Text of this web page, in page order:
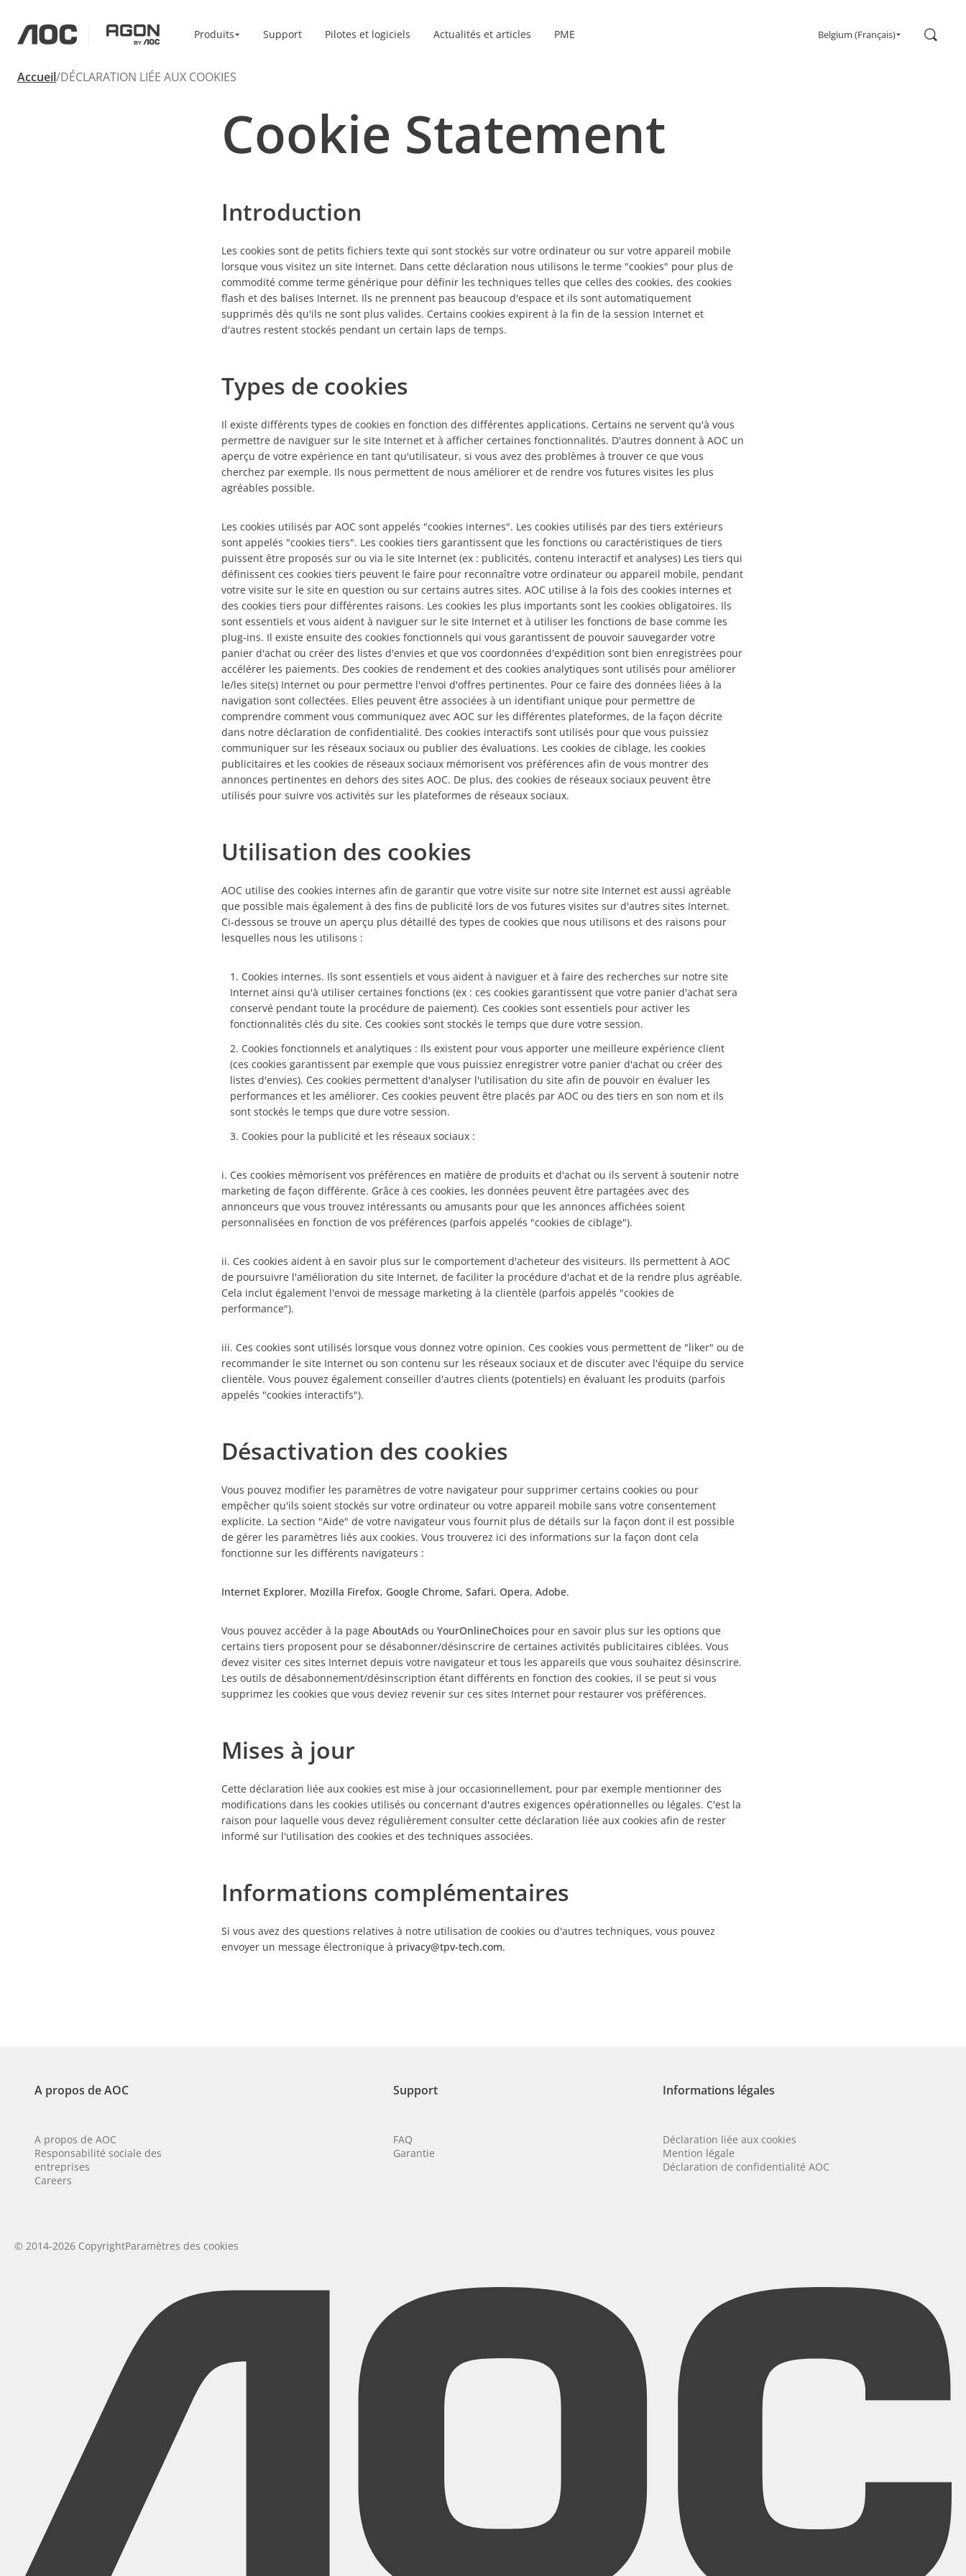
Produits
Produits
Domicile/Bureau
Vesa Brackets
Support Pilotes et logiciels Actualités et articles PME Belgium (Français)
Accueil DÉCLARATION LIÉE AUX COOKIES
Cookie Statement
Introduction
Les cookies sont de petits fichiers texte qui sont stockés sur votre ordinateur ou sur votre appareil mobile
lorsque vous visitez un site Internet. Dans cette déclaration nous utilisons le terme "cookies" pour plus de
commodité comme terme générique pour définir les techniques telles que celles des cookies, des cookies
flash et des balises Internet. Ils ne prennent pas beaucoup d'espace et ils sont automatiquement
supprimés dès qu'ils ne sont plus valides. Certains cookies expirent à la fin de la session Internet et
d'autres restent stockés pendant un certain laps de temps.
Types de cookies
Il existe différents types de cookies en fonction des différentes applications. Certains ne servent qu'à vous
permettre de naviguer sur le site Internet et à afficher certaines fonctionnalités. D'autres donnent à AOC un
aperçu de votre expérience en tant qu'utilisateur, si vous avez des problèmes à trouver ce que vous
cherchez par exemple. Ils nous permettent de nous améliorer et de rendre vos futures visites les plus
agréables possible.
Les cookies utilisés par AOC sont appelés "cookies internes". Les cookies utilisés par des tiers extérieurs
sont appelés "cookies tiers". Les cookies tiers garantissent que les fonctions ou caractéristiques de tiers
puissent être proposés sur ou via le site Internet (ex : publicités, contenu interactif et analyses) Les tiers qui
définissent ces cookies tiers peuvent le faire pour reconnaître votre ordinateur ou appareil mobile, pendant
votre visite sur le site en question ou sur certains autres sites. AOC utilise à la fois des cookies internes et
des cookies tiers pour différentes raisons. Les cookies les plus importants sont les cookies obligatoires. Ils
sont essentiels et vous aident à naviguer sur le site Internet et à utiliser les fonctions de base comme les
plug-ins. Il existe ensuite des cookies fonctionnels qui vous garantissent de pouvoir sauvegarder votre
panier d'achat ou créer des listes d'envies et que vos coordonnées d'expédition sont bien enregistrées pour
accélérer les paiements. Des cookies de rendement et des cookies analytiques sont utilisés pour améliorer
le/les site(s) Internet ou pour permettre l'envoi d'offres pertinentes. Pour ce faire des données liées à la
navigation sont collectées. Elles peuvent être associées à un identifiant unique pour permettre de
comprendre comment vous communiquez avec AOC sur les différentes plateformes, de la façon décrite
dans notre déclaration de confidentialité. Des cookies interactifs sont utilisés pour que vous puissiez
communiquer sur les réseaux sociaux ou publier des évaluations. Les cookies de ciblage, les cookies
publicitaires et les cookies de réseaux sociaux mémorisent vos préférences afin de vous montrer des
annonces pertinentes en dehors des sites AOC. De plus, des cookies de réseaux sociaux peuvent être
utilisés pour suivre vos activités sur les plateformes de réseaux sociaux.
Utilisation des cookies
AOC utilise des cookies internes afin de garantir que votre visite sur notre site Internet est aussi agréable
que possible mais également à des fins de publicité lors de vos futures visites sur d'autres sites Internet.
Ci-dessous se trouve un aperçu plus détaillé des types de cookies que nous utilisons et des raisons pour
lesquelles nous les utilisons :
Cookies internes. Ils sont essentiels et vous aident à naviguer et à faire des recherches sur notre site
Internet ainsi qu'à utiliser certaines fonctions (ex : ces cookies garantissent que votre panier d'achat sera
conservé pendant toute la procédure de paiement). Ces cookies sont essentiels pour activer les
fonctionnalités clés du site. Ces cookies sont stockés le temps que dure votre session.
Cookies fonctionnels et analytiques : Ils existent pour vous apporter une meilleure expérience client
(ces cookies garantissent par exemple que vous puissiez enregistrer votre panier d'achat ou créer des
listes d'envies). Ces cookies permettent d'analyser l'utilisation du site afin de pouvoir en évaluer les
performances et les améliorer. Ces cookies peuvent être placés par AOC ou des tiers en son nom et ils
sont stockés le temps que dure votre session.
Cookies pour la publicité et les réseaux sociaux :
i. Ces cookies mémorisent vos préférences en matière de produits et d'achat ou ils servent à soutenir notre
marketing de façon différente. Grâce à ces cookies, les données peuvent être partagées avec des
annonceurs que vous trouvez intéressants ou amusants pour que les annonces affichées soient
personnalisées en fonction de vos préférences (parfois appelés "cookies de ciblage").
ii. Ces cookies aident à en savoir plus sur le comportement d'acheteur des visiteurs. Ils permettent à AOC
de poursuivre l'amélioration du site Internet, de faciliter la procédure d'achat et de la rendre plus agréable.
Cela inclut également l'envoi de message marketing à la clientèle (parfois appelés "cookies de
performance").
iii. Ces cookies sont utilisés lorsque vous donnez votre opinion. Ces cookies vous permettent de "liker" ou de
recommander le site Internet ou son contenu sur les réseaux sociaux et de discuter avec l'équipe du service
clientèle. Vous pouvez également conseiller d'autres clients (potentiels) en évaluant les produits (parfois
appelés "cookies interactifs").
Désactivation des cookies
Vous pouvez modifier les paramètres de votre navigateur pour supprimer certains cookies ou pour
empêcher qu'ils soient stockés sur votre ordinateur ou votre appareil mobile sans votre consentement
explicite. La section "Aide" de votre navigateur vous fournit plus de détails sur la façon dont il est possible
de gérer les paramètres liés aux cookies. Vous trouverez ici des informations sur la façon dont cela
fonctionne sur les différents navigateurs :
Internet Explorer, Mozilla Firefox, Google Chrome, Safari, Opera, Adobe.
Vous pouvez accéder à la page AboutAds ou YourOnlineChoices pour en savoir plus sur les options que
certains tiers proposent pour se désabonner/désinscrire de certaines activités publicitaires ciblées. Vous
devez visiter ces sites Internet depuis votre navigateur et tous les appareils que vous souhaitez désinscrire.
Les outils de désabonnement/désinscription étant différents en fonction des cookies, il se peut si vous
supprimez les cookies que vous deviez revenir sur ces sites Internet pour restaurer vos préférences.
Mises à jour
Cette déclaration liée aux cookies est mise à jour occasionnellement, pour par exemple mentionner des
modifications dans les cookies utilisés ou concernant d'autres exigences opérationnelles ou légales. C'est la
raison pour laquelle vous devez régulièrement consulter cette déclaration liée aux cookies afin de rester
informé sur l'utilisation des cookies et des techniques associées.
Informations complémentaires
Si vous avez des questions relatives à notre utilisation de cookies ou d'autres techniques, vous pouvez
envoyer un message électronique à privacy@tpv-tech.com.
A propos de AOC
A propos de AOC
Responsabilité sociale des
entreprises
Careers
Support
FAQ
Garantie
Informations légales
Déclaration liée aux cookies
Mention légale
Déclaration de confidentialité AOC
© 2014-2026 CopyrightParamètres des cookies